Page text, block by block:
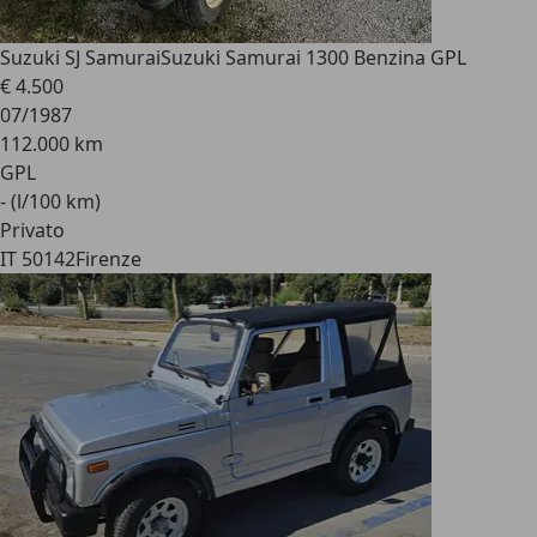
Suzuki SJ SamuraiSuzuki Samurai 1300 Benzina GPL
€ 4.500
07/1987
112.000 km
GPL
- (l/100 km)
Privato
IT 50142Firenze